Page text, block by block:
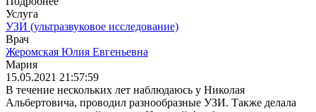
Услуга
УЗИ (ультразвуковое исследование)
Врач
Жеромская Юлия Евгеньевна
Мария
15.05.2021 21:57:59
В течение нескольких лет наблюдаюсь у Николая
Альбертовича, проводил разнообразные УЗИ. Также делала